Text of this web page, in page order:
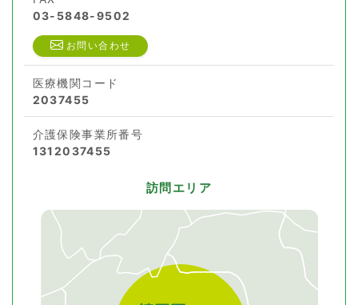
03-5848-9502
お問い合わせ
医療機関コード
2037455
介護保険事業所番号
1312037455
訪問エリア